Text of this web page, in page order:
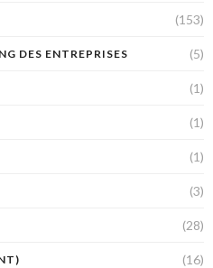
(153)
DES ENTREPRISES (5)
(1)
(1)
(1)
(3)
(28)
(16)